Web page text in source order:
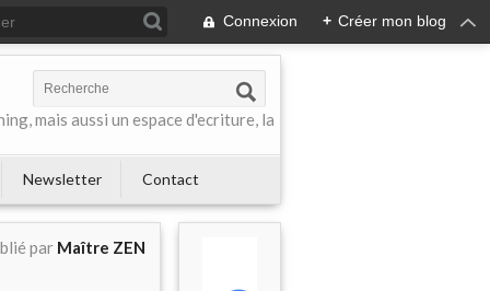
Connexion + Créer mon blog
mais aussi un espace d'ecriture, la
Newsletter Contact
par Maître ZEN